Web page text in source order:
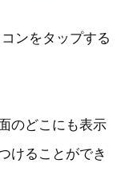
ンをタップする
のどこにも表示
けることができ